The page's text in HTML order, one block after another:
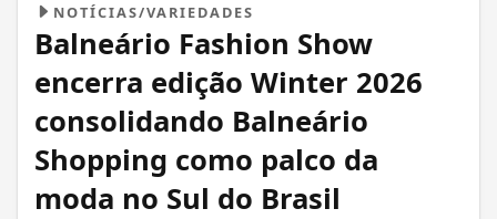
NOTÍCIAS/VARIEDADES
Balneário Fashion Show
encerra edição Winter 2026
consolidando Balneário
Shopping como palco da
moda no Sul do Brasil